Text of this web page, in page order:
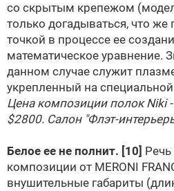
со скрытым крепежом
только догадываться, что
точкой в процессе ее
математическое уравнение.
данном случае служит
укрепленный на
Цена композиции полок Niki
$2800. Салон "Флэт-
Белое ее не полнит. [10]
композиции от MERONI
внушительные габариты